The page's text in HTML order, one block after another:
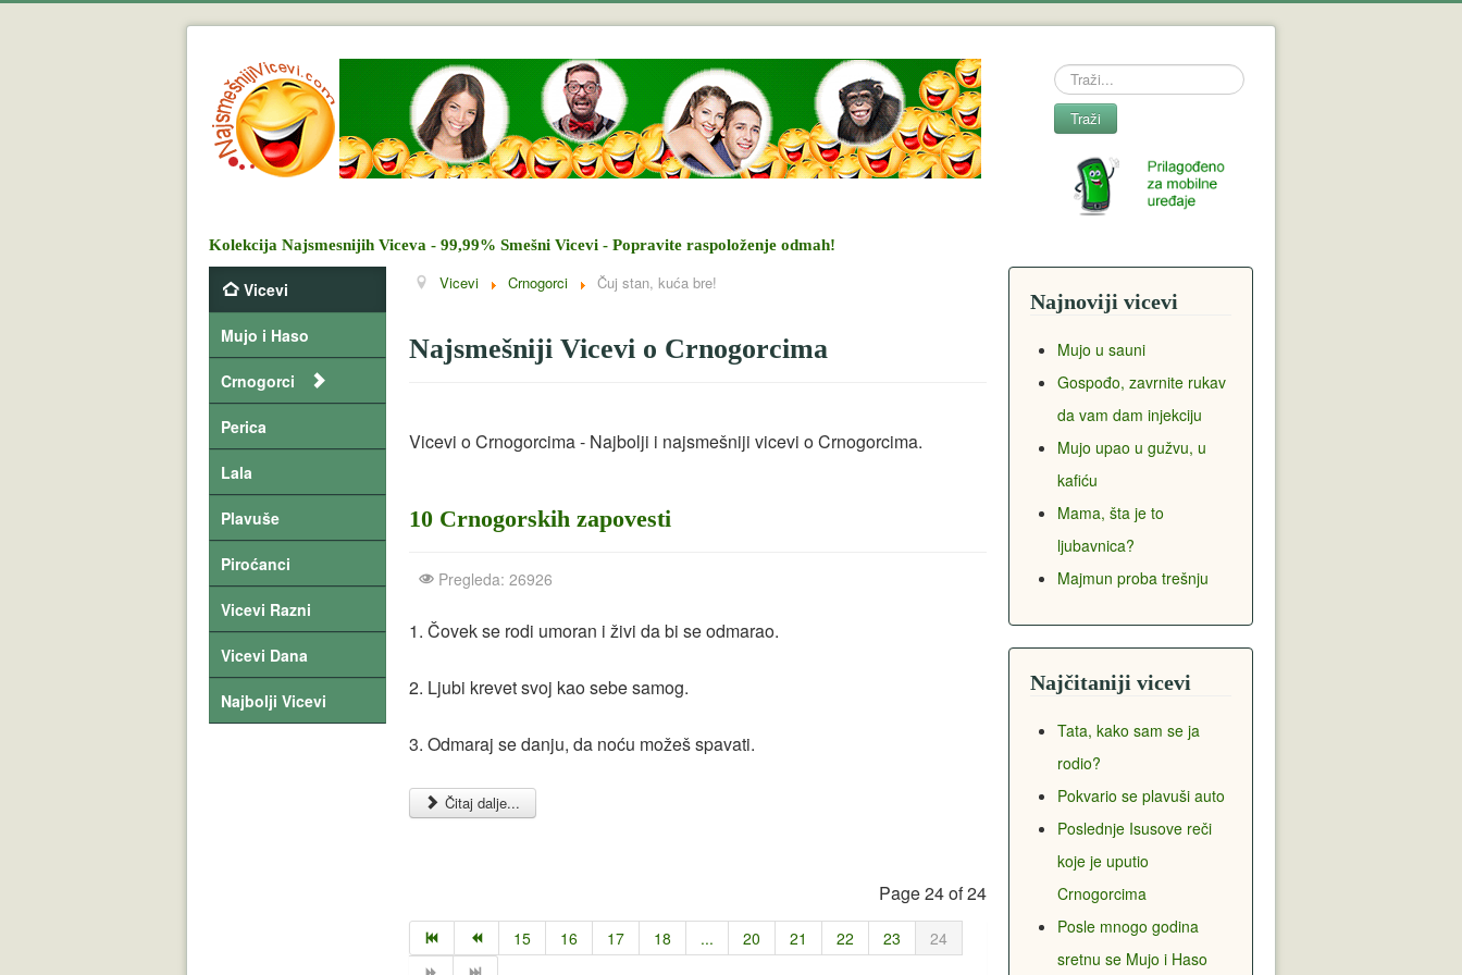
Search
Traži
Kolekcija Najsmesnijih Viceva - 99,99% Smešni Vicevi - Popravite raspoloženje odmah!
Vicevi
Mujo i Haso
Crnogorci
Perica
Lala
Plavuše
Piroćanci
Vicevi Razni
Vicevi Dana
Najbolji Vicevi
Vicevi Crnogorci Čuj stan, kuća bre!
Najsmešniji Vicevi o Crnogorcima
Vicevi o Crnogorcima - Najbolji i najsmešniji vicevi o Crnogorcima.
10 Crnogorskih zapovesti
Pregleda: 26926
1. Čovek se rodi umoran i živi da bi se odmarao.
2. Ljubi krevet svoj kao sebe samog.
3. Odmaraj se danju, da noću možeš spavati.
Čitaj dalje...
Page 24 of 24
15 16 17 18 ... 20 21 22 23 24
Najnoviji vicevi
Mujo u sauni
Gospođo, zavrnite rukav
da vam dam injekciju
Mujo upao u gužvu, u
kafiću
Mama, šta je to
ljubavnica?
Majmun proba trešnju
Najčitaniji vicevi
Tata, kako sam se ja
rodio?
Pokvario se plavuši auto
Poslednje Isusove reči
koje je uputio
Crnogorcima
Posle mnogo godina
sretnu se Mujo i Haso